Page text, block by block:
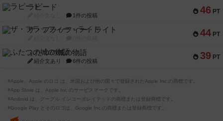
46 PT
ラピード
1件の投稿
44 PT
ザ・フラッフィー・ライト
39 PT
ふたつの城の物語
紹介文あり 6件の投稿
※Apple、Apple のロゴ は、米国および他の国々で登録されたApple Inc.の商標です。
※App Store は、Apple Inc.のサービスマークです。
※Android は、グーグル インコーポレイテッドの商標または登録商標です。
※Google Play とそのロゴは、Google Inc.の商標または登録商標です。